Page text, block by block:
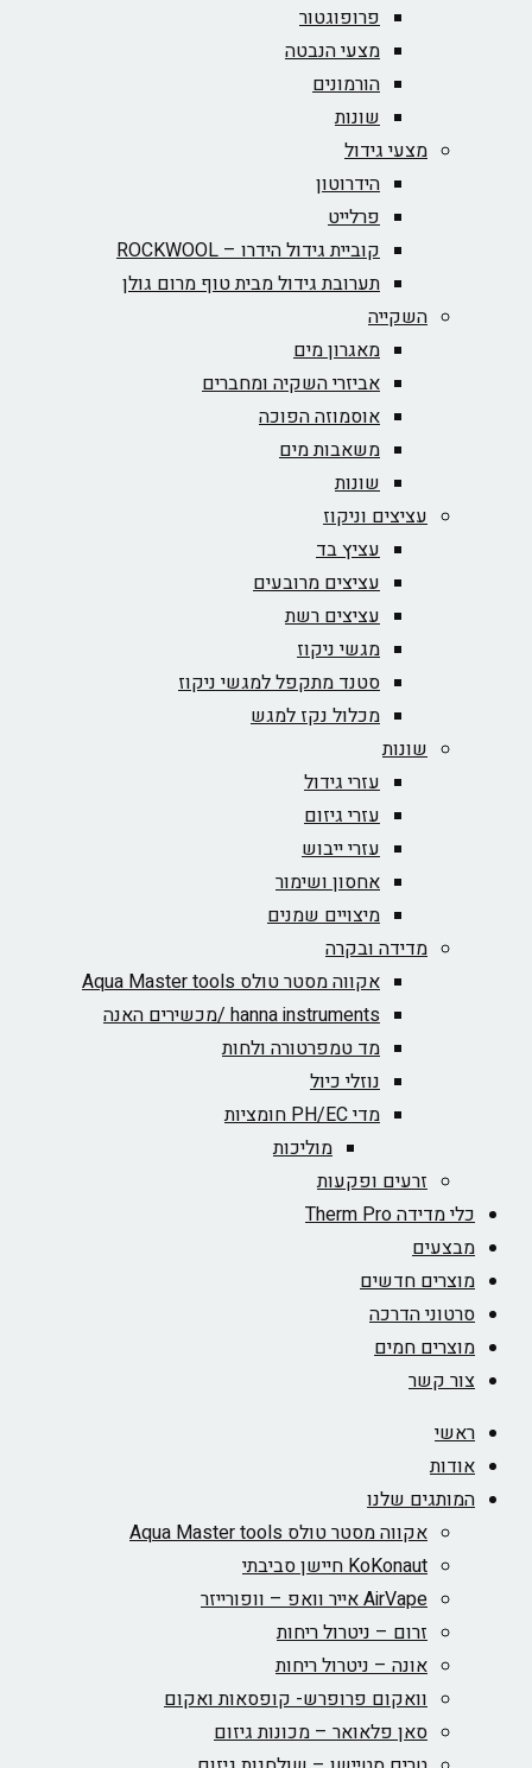
פרופוגטור
מצעי הנבטה
הורמונים
שונות
מצעי גידול
הידרוטון
פרלייט
קוביית גידול הידרו – ROCKWOOL‏
תערובת גידול מבית טוף מרום גולן
השקייה
מאגרון מים
אביזרי השקיה ומחברים
אוסמוזה הפוכה
משאבות מים
שונות
עציצים וניקוז
עציץ בד
עציצים מרובעים
עציצים רשת
מגשי ניקוז
סטנד מתקפל למגשי ניקוז
מכלול נקז למגש
שונות
עזרי גידול
עזרי גיזום
עזרי ייבוש
אחסון ושימור
מיצויים שמנים
מדידה ובקרה
אקווה מסטר טולס Aqua Master tools
hanna instruments /מכשירים האנה
מד טמפרטורה ולחות
נוזלי כיול
מדי PH/EC חומציות
מוליכות
זרעים ופקעות
כלי מדידה Therm Pro
מבצעים
מוצרים חדשים
סרטוני הדרכה
מוצרים חמים
צור קשר
ראשי
אודות
המותגים שלנו
אקווה מסטר טולס Aqua Master tools
KoKonaut חיישן סביבתי
AirVape אייר וואפ – וופורייזר
זרום – ניטרול ריחות
אונה – ניטרול ריחות
וואקום פרופרש- קופסאות ואקום
סאן פלאואר – מכונות גיזום